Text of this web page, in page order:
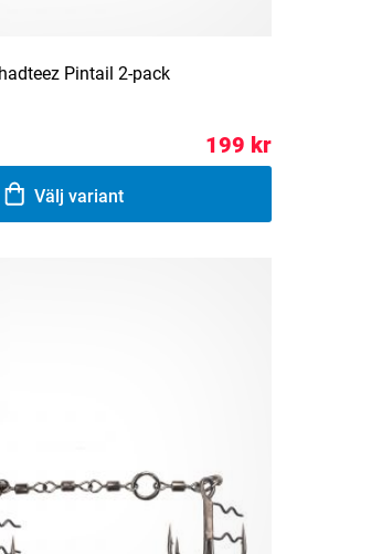
Pintail 2-pack
199 kr
Välj variant